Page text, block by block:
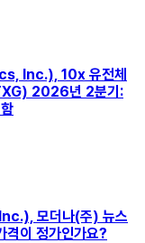
Inc.), 10x 유전체
2026년 2분기:
모더나(주) 뉴스
이 정가인가요?